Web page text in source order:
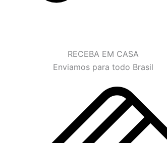
RECEBA EM CASA
Enviamos para todo Brasil